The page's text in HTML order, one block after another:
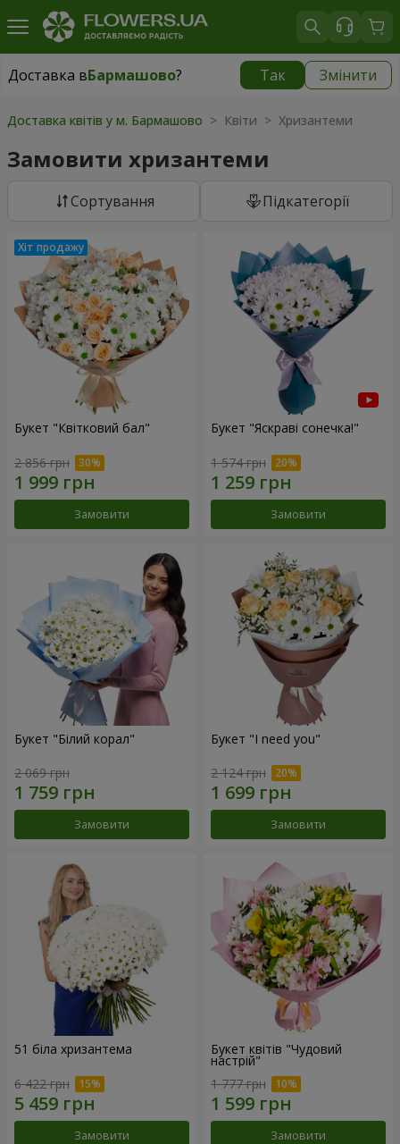
Доставка вБармашово? Так Змінити
Доставка вБармашово|
Доставка квітів у м. Бармашово > Квіти > Хризантеми
Замовити хризантеми
Сортування Підкатегорії
Букет "Квітковий бал"
2 856 грн
Замовити
Букет "Яскраві сонечка!"
1 574 грн
Замовити
Букет "Білий корал"
2 069 грн
Замовити
Букет "I need you"
2 124 грн
Замовити
51 біла хризантема
6 422 грн
Замовити
Букет квітів "Чудовий
настрій"
1 777 грн
Замовити